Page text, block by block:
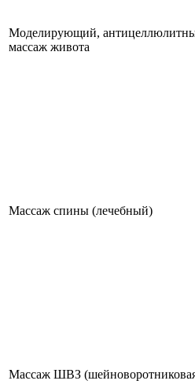
Моделирующий,
массаж живота
Массаж спины (лечебный)
Массаж ШВЗ